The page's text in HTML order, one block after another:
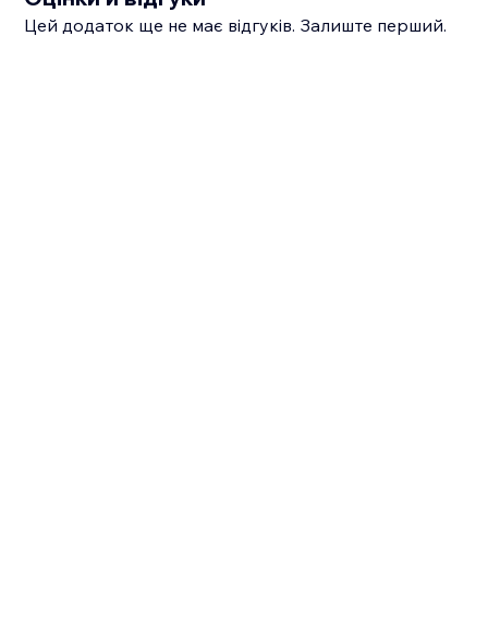
Цей додаток ще не має відгуків. Залиште перший.